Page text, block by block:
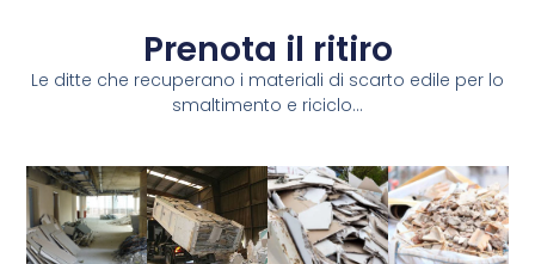
Prenota il ritiro
Le ditte che recuperano i materiali di scarto edile per lo
smaltimento e riciclo...